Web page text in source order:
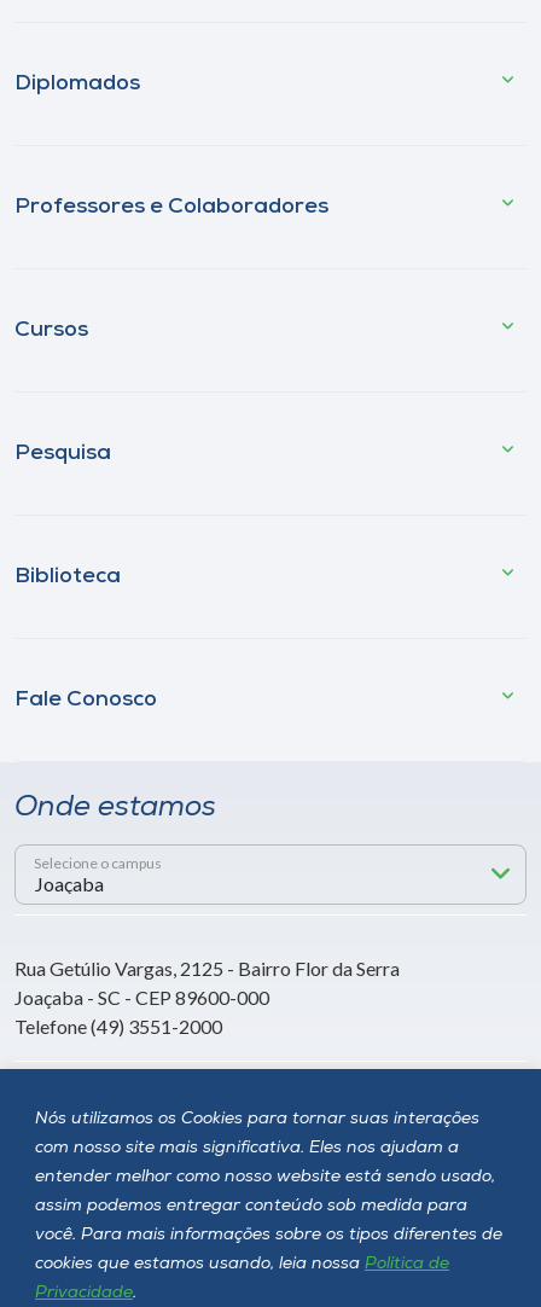
Nós utilizamos os Cookies para tornar suas interações
com nosso site mais significativa. Eles nos ajudam a
entender melhor como nosso website está sendo usado,
assim podemos entregar conteúdo sob medida para
você. Para mais informações sobre os tipos diferentes de
cookies que estamos usando, leia nossa Política de
Privacidade.
Diplomados
Professores e Colaboradores
Cursos
Pesquisa
Biblioteca
Fale Conosco
Onde estamos
Selecione o campus
Rua Getúlio Vargas, 2125 - Bairro Flor da Serra
Joaçaba - SC - CEP 89600-000
Telefone (49) 3551-2000
Siga a Unoesc